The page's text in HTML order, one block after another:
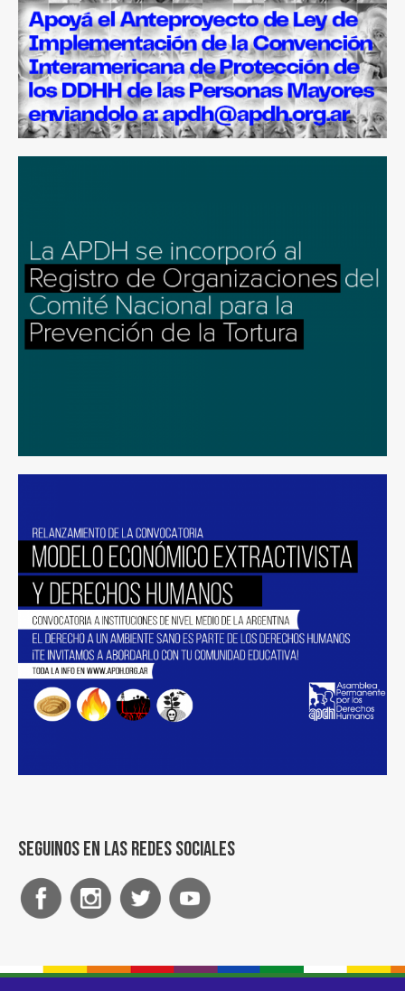
Seguinos en las redes sociales